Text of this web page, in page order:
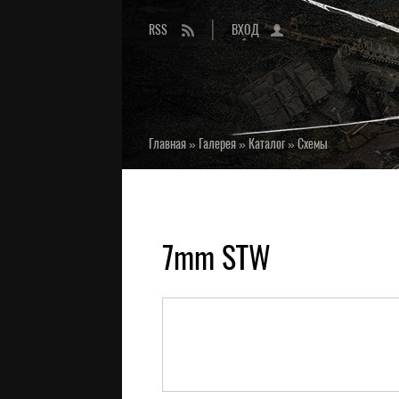
RSS ВХОД
Главная» Галерея»Каталог»Схемы
7mm STW